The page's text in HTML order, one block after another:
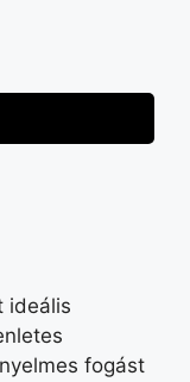
ideális
fogást